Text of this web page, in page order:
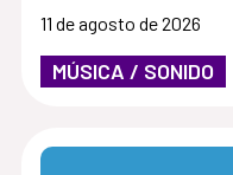
11 de agosto de 2026
MÚSICA / SONIDO